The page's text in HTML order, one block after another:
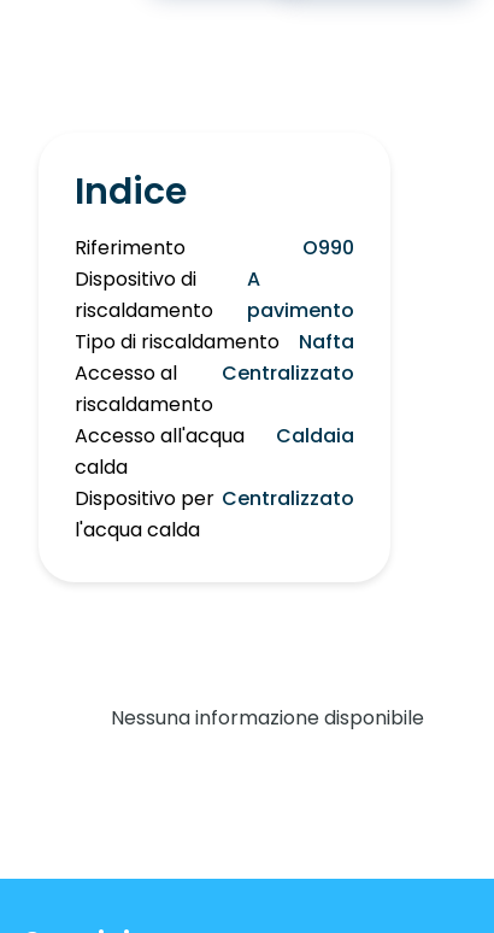
Indice
Riferimento
O990
Dispositivo di
riscaldamento
A
pavimento
Tipo di riscaldamento
Nafta
Accesso al
riscaldamento
Centralizzato
Accesso all'acqua
calda
Caldaia
Dispositivo per
l'acqua calda
Centralizzato
Nessuna informazione disponibile